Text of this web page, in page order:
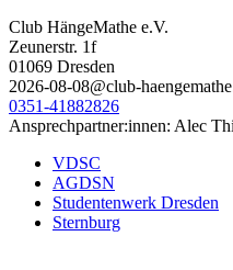
Club HängeMathe e.V.
Zeunerstr. 1f
01069 Dresden
2026-08-08@club-
0351-41882826
Ansprechpartner:innen: Alec
VDSC
AGDSN
Studentenwerk Dresden
Sternburg